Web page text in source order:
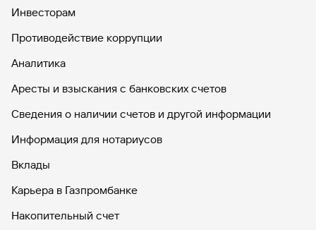
Инвесторам
Противодействие коррупции
Аналитика
Аресты и взыскания с банковских счетов
Сведения о наличии счетов и другой информации
Информация для нотариусов
Вклады
Карьера в Газпромбанке
Накопительный счет